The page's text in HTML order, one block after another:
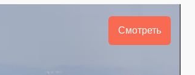
Смотреть